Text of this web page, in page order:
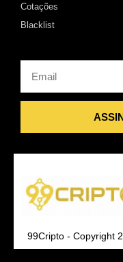
Cotações
Blacklist
99Cripto - Copyright